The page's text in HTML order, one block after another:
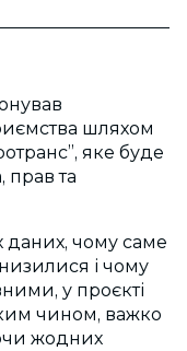
шляхом
яке буде
прав та
даних, чому саме
і чому
у проєкті
чином, важко
жодних